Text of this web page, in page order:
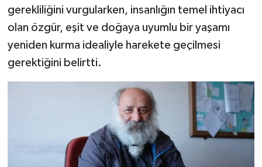
gerekliliğini vurgularken, insanlığın temel ihtiyacı
olan özgür, eşit ve doğaya uyumlu bir yaşamı
yeniden kurma idealiyle harekete geçilmesi
gerektiğini belirtti.